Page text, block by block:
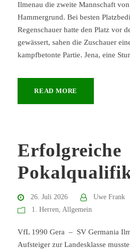
Ilmenau die zweite Mannschaft
Hammergrund. Bei besten
Regenschauer hatte den Platz vor
gewässert, sahen die Zuschauer
kampfbetonte Partie. Jena, eine
READ MORE
Erfolgreiche
26. Juli 2026
Uwe Frank
1. Herren, Allgemein
VfL 1990 Gera – SV Germania
Aufsteiger zur Landesklasse